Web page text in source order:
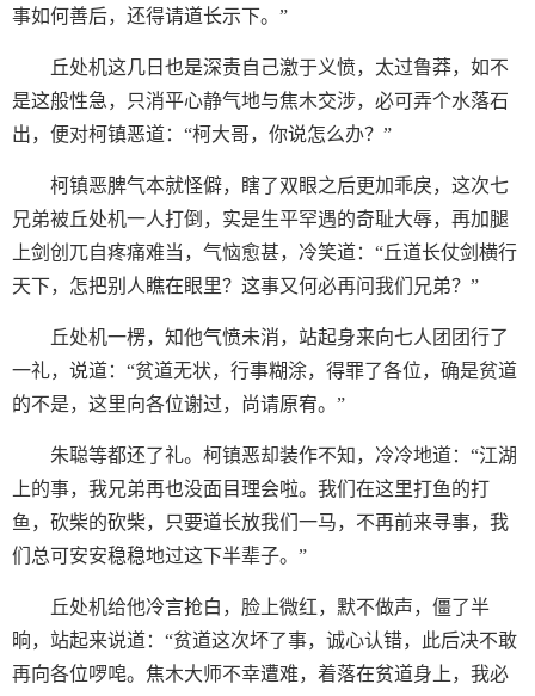
事如何善后，还得请道长示下。”
丘处机这几日也是深责自己激于义愤，太过鲁莽，如不
是这般性急，只消平心静气地与焦木交涉，必可弄个水落石
出，便对柯镇恶道：“柯大哥，你说怎么办？”
柯镇恶脾气本就怪僻，瞎了双眼之后更加乖戾，这次七
兄弟被丘处机一人打倒，实是生平罕遇的奇耻大辱，再加腿
上剑创兀自疼痛难当，气恼愈甚，冷笑道：“丘道长仗剑横行
天下，怎把别人瞧在眼里？这事又何必再问我们兄弟？”
丘处机一楞，知他气愤未消，站起身来向七人团团行了
一礼，说道：“贫道无状，行事糊涂，得罪了各位，确是贫道
的不是，这里向各位谢过，尚请原宥。”
朱聪等都还了礼。柯镇恶却装作不知，冷冷地道：“江湖
上的事，我兄弟再也没面目理会啦。我们在这里打鱼的打
鱼，砍柴的砍柴，只要道长放我们一马，不再前来寻事，我
们总可安安稳稳地过这下半辈子。”
丘处机给他冷言抢白，脸上微红，默不做声，僵了半
晌，站起来说道：“贫道这次坏了事，诚心认错，此后决不敢
再向各位啰唣。焦木大师不幸遭难，着落在贫道身上，我必